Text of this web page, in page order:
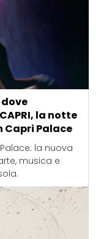
la notte
Capri Palace
la nuova
musica e